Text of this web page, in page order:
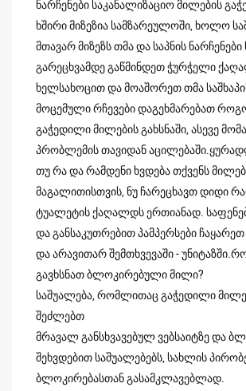
ნარჩენები საკანალიზაციო მილების
ხშირი მიზეზია სამზარეულოში, ხოლო
მთავარ მიზეზს თმა და საპნის
გარეცხვამდე გაწმინდეთ ჭურჭელი
ხელსახოცით და მოაშორეთ თმა
მოცემული რჩევები დაგეხმარებათ
გაჭედილი მილების გახსნაში, ასევე
პრობლემის თავიდან
თუ რა და რამდენი ხვდება თქვენს
მაგალითისთვის, ნუ ჩარეცხავთ დიდი
ტუალეტის ქაღალდს ერთიანად.
და განსაკუთრებით პამპერსები ჩაყარეთ
და არავითარ შემთხვევაში -
გავხსნათ ბლოკირებული მილი?
საშუალება, რომლითაც გაჭედილი
შეძლებთ
მრავალ განსხვავებულ ვებსაიტზე და
შეხვდებით საშუალებებს, სახლის
ბლოკირებასთან გასამკლავებლად.